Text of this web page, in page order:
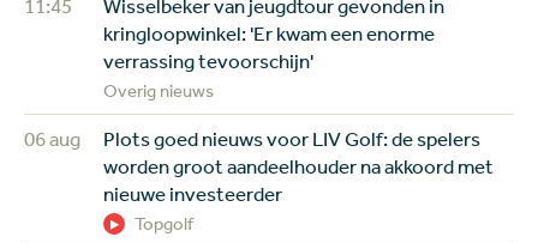
11:45
Wisselbeker van jeugdtour gevonden in
kringloopwinkel: 'Er kwam een enorme
verrassing tevoorschijn'
Overig nieuws
06 aug
Plots goed nieuws voor LIV Golf: de spelers
worden groot aandeelhouder na akkoord met
nieuwe investeerder
Topgolf